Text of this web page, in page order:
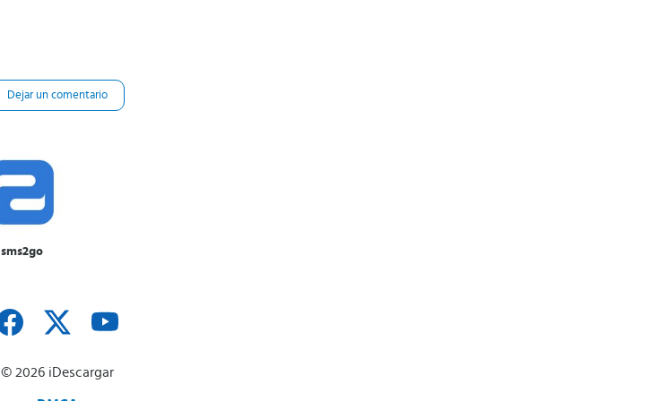
Dejar un comentario
sms2go
© 2026 iDescargar